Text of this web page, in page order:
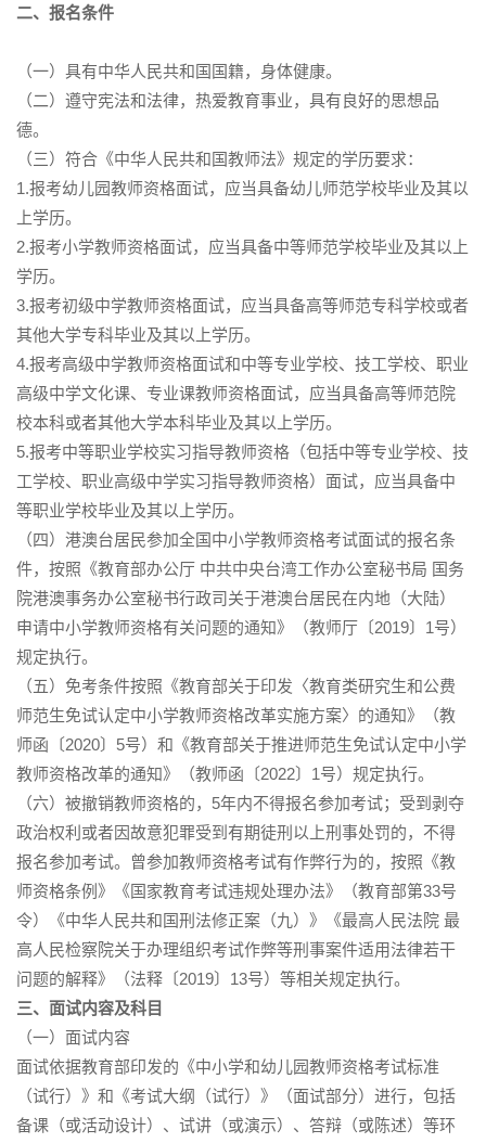
二、报名条件
（一）具有中华人民共和国国籍，身体健康。
（二）遵守宪法和法律，热爱教育事业，具有良好的思想品
德。
（三）符合《中华人民共和国教师法》规定的学历要求：
1.报考幼儿园教师资格面试，应当具备幼儿师范学校毕业及其以
上学历。
2.报考小学教师资格面试，应当具备中等师范学校毕业及其以上
学历。
3.报考初级中学教师资格面试，应当具备高等师范专科学校或者
其他大学专科毕业及其以上学历。
4.报考高级中学教师资格面试和中等专业学校、技工学校、职业
高级中学文化课、专业课教师资格面试，应当具备高等师范院
校本科或者其他大学本科毕业及其以上学历。
5.报考中等职业学校实习指导教师资格（包括中等专业学校、技
工学校、职业高级中学实习指导教师资格）面试，应当具备中
等职业学校毕业及其以上学历。
（四）港澳台居民参加全国中小学教师资格考试面试的报名条
件，按照《教育部办公厅 中共中央台湾工作办公室秘书局 国务
院港澳事务办公室秘书行政司关于港澳台居民在内地（大陆）
申请中小学教师资格有关问题的通知》（教师厅〔2019〕1号）
规定执行。
（五）免考条件按照《教育部关于印发〈教育类研究生和公费
师范生免试认定中小学教师资格改革实施方案〉的通知》（教
师函〔2020〕5号）和《教育部关于推进师范生免试认定中小学
教师资格改革的通知》（教师函〔2022〕1号）规定执行。
（六）被撤销教师资格的，5年内不得报名参加考试；受到剥夺
政治权利或者因故意犯罪受到有期徒刑以上刑事处罚的，不得
报名参加考试。曾参加教师资格考试有作弊行为的，按照《教
师资格条例》《国家教育考试违规处理办法》（教育部第33号
令）《中华人民共和国刑法修正案（九）》《最高人民法院 最
高人民检察院关于办理组织考试作弊等刑事案件适用法律若干
问题的解释》（法释〔2019〕13号）等相关规定执行。
三、面试内容及科目
（一）面试内容
面试依据教育部印发的《中小学和幼儿园教师资格考试标准
（试行）》和《考试大纲（试行）》（面试部分）进行，包括
备课（或活动设计）、试讲（或演示）、答辩（或陈述）等环